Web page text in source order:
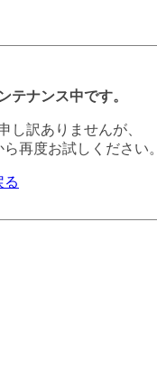
テナンス中です。
し訳ありませんが、
再度お試しください。
る